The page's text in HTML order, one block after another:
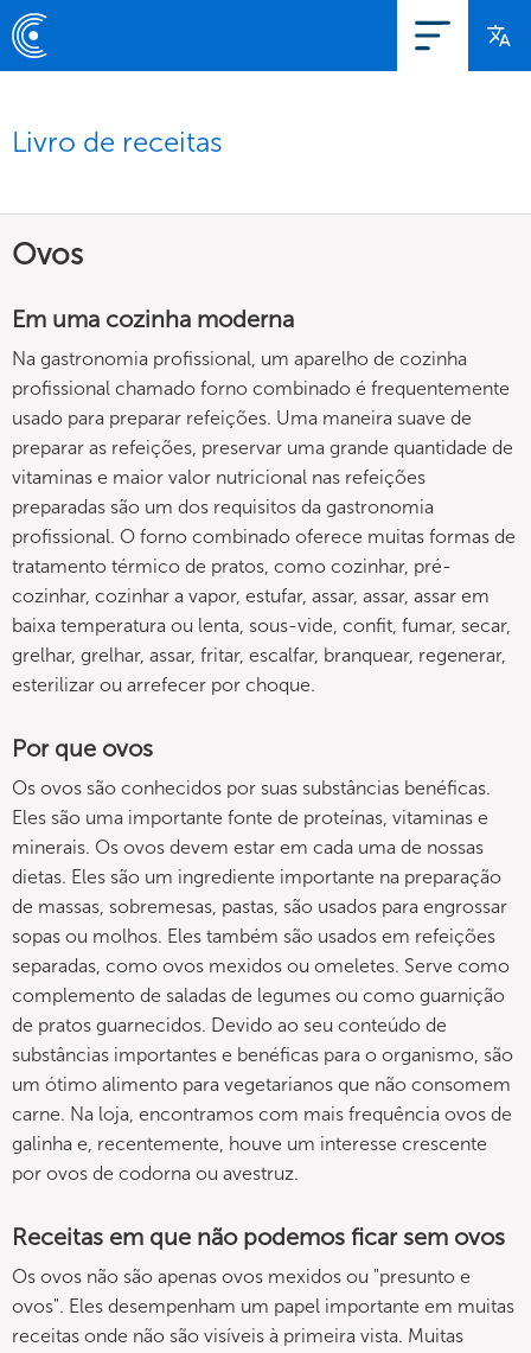
Livro de receitas
Ovos
Em uma cozinha moderna
Na gastronomia profissional, um aparelho de cozinha
profissional chamado forno combinado é frequentemente
usado para preparar refeições. Uma maneira suave de
preparar as refeições, preservar uma grande quantidade de
vitaminas e maior valor nutricional nas refeições
preparadas são um dos requisitos da gastronomia
profissional. O forno combinado oferece muitas formas de
tratamento térmico de pratos, como cozinhar, pré-
cozinhar, cozinhar a vapor, estufar, assar, assar, assar em
baixa temperatura ou lenta, sous-vide, confit, fumar, secar,
grelhar, grelhar, assar, fritar, escalfar, branquear, regenerar,
esterilizar ou arrefecer por choque.
Por que ovos
Os ovos são conhecidos por suas substâncias benéficas.
Eles são uma importante fonte de proteínas, vitaminas e
minerais. Os ovos devem estar em cada uma de nossas
dietas. Eles são um ingrediente importante na preparação
de massas, sobremesas, pastas, são usados para engrossar
sopas ou molhos. Eles também são usados em refeições
separadas, como ovos mexidos ou omeletes. Serve como
complemento de saladas de legumes ou como guarnição
de pratos guarnecidos. Devido ao seu conteúdo de
substâncias importantes e benéficas para o organismo, são
um ótimo alimento para vegetarianos que não consomem
carne. Na loja, encontramos com mais frequência ovos de
galinha e, recentemente, houve um interesse crescente
por ovos de codorna ou avestruz.
Receitas em que não podemos ficar sem ovos
Os ovos não são apenas ovos mexidos ou "presunto e
ovos". Eles desempenham um papel importante em muitas
receitas onde não são visíveis à primeira vista. Muitas